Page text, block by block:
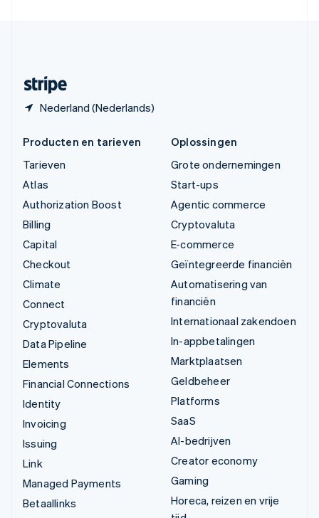
Nederland (Nederlands)
Producten en tarieven
Tarieven
Atlas
Authorization Boost
Billing
Capital
Checkout
Climate
Connect
Cryptovaluta
Data Pipeline
Elements
Financial Connections
Identity
Invoicing
Issuing
Link
Managed Payments
Betaallinks
Oplossingen
Grote ondernemingen
Start-ups
Agentic commerce
Cryptovaluta
E-commerce
Geïntegreerde financiën
Automatisering van
financiën
Internationaal zakendoen
In-appbetalingen
Marktplaatsen
Geldbeheer
Platforms
SaaS
AI-bedrijven
Creator economy
Gaming
Horeca, reizen en vrije